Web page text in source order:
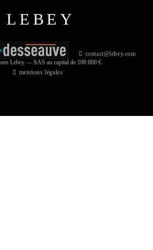
contact@lebey.com
mentions légales
LEBEY
Lebey — SAS au capital de 100 000 €.